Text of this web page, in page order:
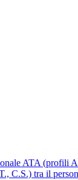
ATA (profili
C.S.) tra il